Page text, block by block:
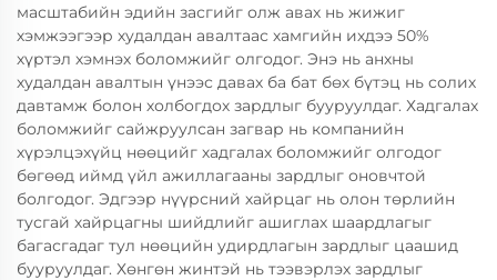
масштабийн эдийн засгийг олж авах нь жижиг
хэмжээгээр худалдан авалтаас хамгийн ихдээ 50%
хүртэл хэмнэх боломжийг олгодог. Энэ нь анхны
худалдан авалтын үнээс давах ба бат бөх бүтэц нь солих
давтамж болон холбогдох зардлыг бууруулдаг. Хадгалах
боломжийг сайжруулсан загвар нь компанийн
хүрэлцэхүйц нөөцийг хадгалах боломжийг олгодог
бөгөөд иймд үйл ажиллагааны зардлыг оновчтой
болгодог. Эдгээр нүүрсний хайрцаг нь олон төрлийн
тусгай хайрцагны шийдлийг ашиглах шаардлагыг
багасгадаг тул нөөцийн удирдлагын зардлыг цаашид
бууруулдаг. Хөнгөн жинтэй нь тээвэрлэх зардлыг